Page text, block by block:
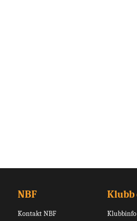
NBF
Kontakt NBF
Klubb
Klubbinfo